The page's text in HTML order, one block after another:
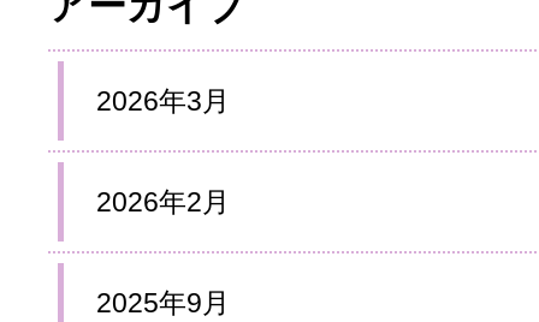
2026年3月
2026年2月
2025年9月